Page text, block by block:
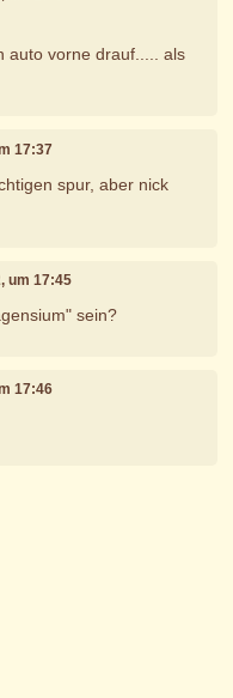
auto vorne drauf..... als
17:37
spur, aber nick
um 17:45
sein?
17:46